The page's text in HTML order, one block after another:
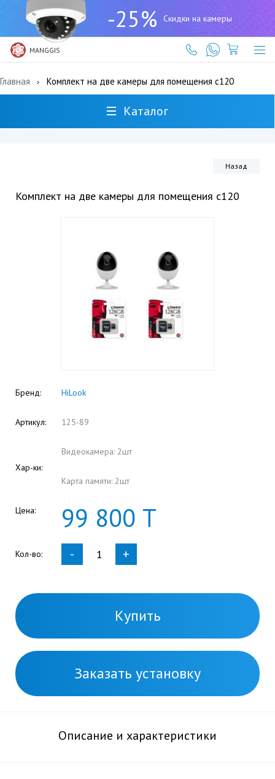
-25% Скидки на камеры
MANGGIS
(727)
317-
61-
61
Главная Комплект на две камеры для помещения c120
Каталог
Назад
Комплект на две камеры для помещения c120
Бренд: HiLook
Артикул: 125-89
Хар-ки:
Видеокамера: 2шт
Карта памяти: 2шт
Цена: 99 800 Т
Кол-во: - +
Купить
Заказать установку
Описание и характеристики